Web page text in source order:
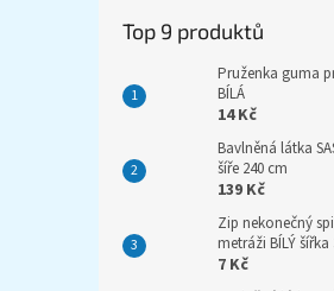
Top 9 produktů
Pruženka guma
BÍLÁ
14 Kč
Bavlněná látka
šíře 240 cm
139 Kč
Zip nekonečný
metráži BÍLÝ
7 Kč